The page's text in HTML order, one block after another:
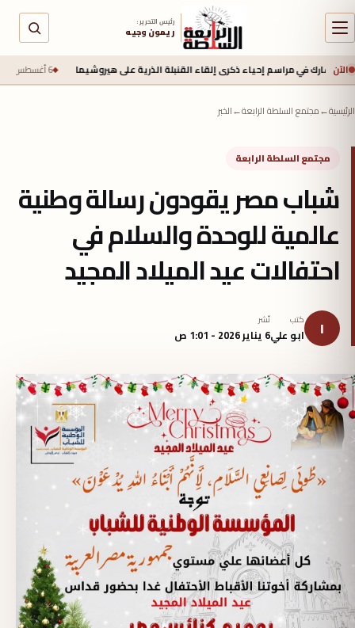
رئيس التحرير :
ريمون وجيه
الآنمراسم إحياء ذكرى إلقاء القنبلة الذرية على هيروشيما 6 أغسطس 2026 - 6:50 ص
الرئيسية←مجتمع السلطة الرابعة←الخبر
مجتمع السلطة الرابعة
شباب مصر يقودون رسالة وطنية
عالمية للوحدة والسلام في
احتفالات عيد الميلاد المجيد
ا كتب
ابو علي
نُشر
6 يناير 2026 - 1:01 ص